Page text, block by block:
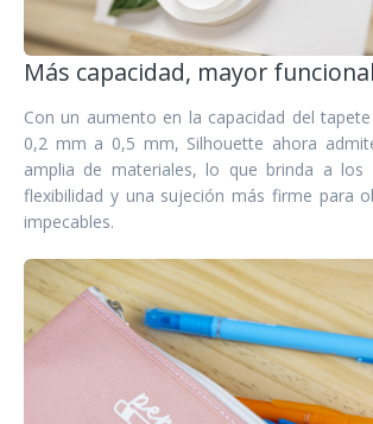
Más capacidad, mayor
Con un aumento en la capacidad del
0,2 mm a 0,5 mm, Silhouette ahora
amplia de materiales, lo que brinda a los
flexibilidad y una sujeción más firme para
impecables.